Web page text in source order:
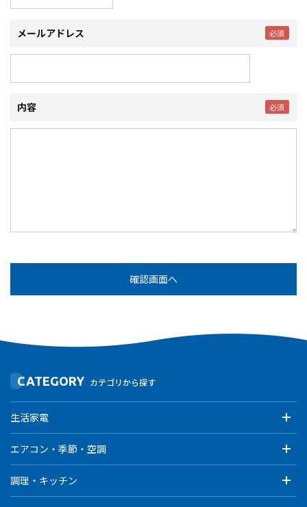
メールアドレス
内容
CATEGORY カテゴリから探す
生活家電
エアコン・季節・空調
調理・キッチン